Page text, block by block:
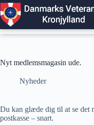
Fortsæt
til
indhold
Nyt medlemsmagasin ude.
Nyheder
Du kan glæde dig til at se det
postkasse – snart.